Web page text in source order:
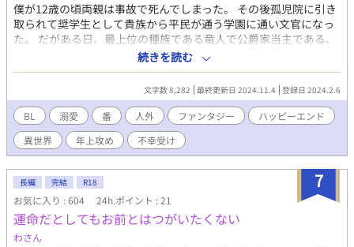
僕が12歳の頃両親は事故で死んでしまった。 その後孤児院に引き
取られて奨学生として貴族から平民が通う学園に通い文官になっ
た。 だがある日、最上位の種族である竜人で公爵家当主である、
ルイ・メイアンから僕が公爵様の運命の番である事を知らされ
る。しかし、僕の魂の色は真っ黒で醜いため僕とは番いになりた
くないと契約書を作られてしまった。 この国は無種族が生活して
おり竜神や獣人は運命のつがいというものが存在する。 おまけに
竜人には人の魂の色が見えるらしく相手の感情や思考が魂の色に
よって分かるらしい。しかし、僕の魂の色はぐちゃぐちゃした濁
った色をしていて見るに堪えないらしい。 しかし、ある時から公
爵様が契約を違反すれば1億円の罰金が発生するという契約書を作
ったのにも関わらずそれを違反して僕を溺愛し始めた。 最強竜人
公爵家当主第一騎士団長×孤独な神の愛おし子 主人公ガーベラ23
歳 ルイ・メイアン201歳
続きを読む
文字数 8,282 最終更新日 2024.11.4 登録日 2024.2.6
BL 溺愛 番 人外 ファンタジー
ハッピーエンド
異世界
年上攻め 不幸受け
7
長編 完結 R18
お気に入り : 604 24h.ポイント : 21
運命だとしてもお前とはつがいたくない
わさん